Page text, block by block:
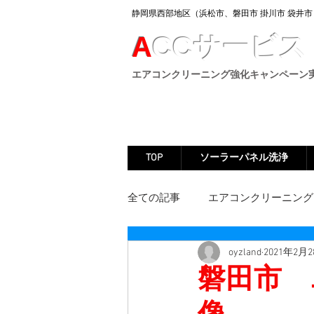
静岡県西部地区（浜松市、 磐田市 掛川市 袋井
ACCサービス
エアコンクリーニング強化キャンペーン
TOP ソーラーパネル洗浄
全ての記事 エアコンクリーニング
キッチンクリーニング 浴室
磐田市
oyzland 2021年2月